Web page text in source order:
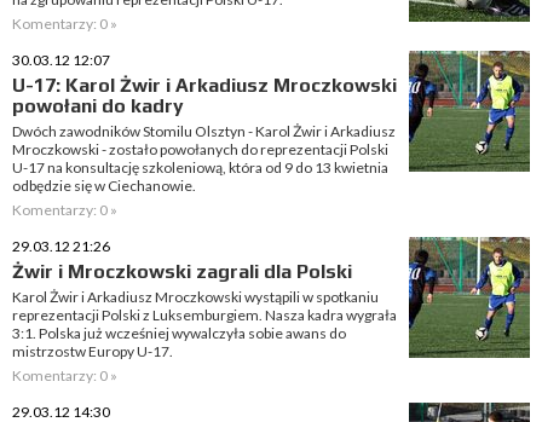
Komentarzy: 0 »
30.03.12 12:07
U-17: Karol Żwir i Arkadiusz Mroczkowski
powołani do kadry
Dwóch zawodników Stomilu Olsztyn - Karol Żwir i Arkadiusz
Mroczkowski - zostało powołanych do reprezentacji Polski
U-17 na konsultację szkoleniową, która od 9 do 13 kwietnia
odbędzie się w Ciechanowie.
Komentarzy: 0 »
29.03.12 21:26
Żwir i Mroczkowski zagrali dla Polski
Karol Żwir i Arkadiusz Mroczkowski wystąpili w spotkaniu
reprezentacji Polski z Luksemburgiem. Nasza kadra wygrała
3:1. Polska już wcześniej wywalczyła sobie awans do
mistrzostw Europy U-17.
Komentarzy: 0 »
29.03.12 14:30